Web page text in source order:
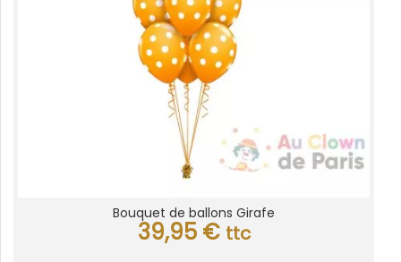
Bouquet de ballons Girafe
39,95 € ttc